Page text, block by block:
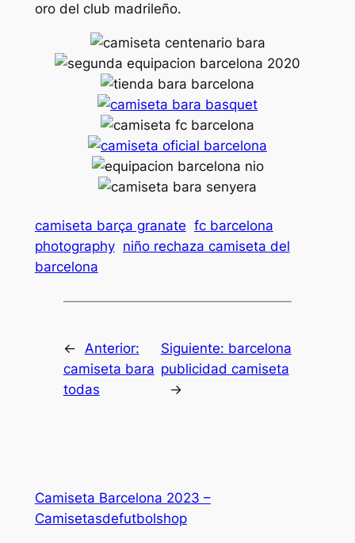
oro del club madrileño.
camiseta barça granate fc barcelona
photography niño rechaza camiseta del
barcelona
← Anterior:
camiseta bara
todas
Siguiente: barcelona
publicidad camiseta
→
Camiseta Barcelona 2023 –
Camisetasdefutbolshop